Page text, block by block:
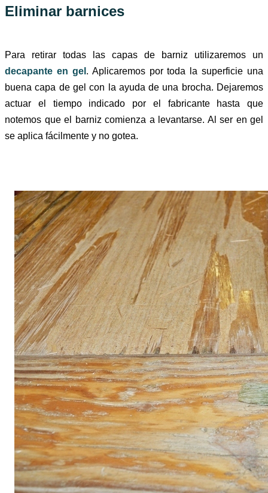
Eliminar barnices
Para retirar todas las capas de barniz utilizaremos un
decapante en gel . Aplicaremos por toda la superficie una
buena capa de gel con la ayuda de una brocha. Dejaremos
actuar el tiempo indicado por el fabricante hasta que
notemos que el barniz comienza a levantarse. Al ser en gel
se aplica fácilmente y no gotea.